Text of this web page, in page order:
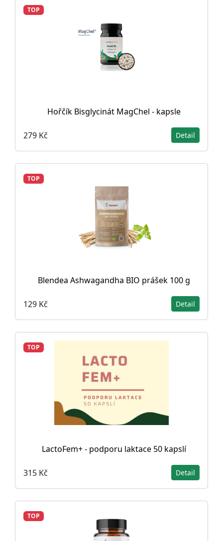
TOP
Hořčík Bisglycinát MagChel - kapsle
279 Kč Detail
TOP
Blendea Ashwagandha BIO prášek 100 g
129 Kč Detail
TOP
LactoFem+ - podporu laktace 50 kapslí
315 Kč Detail
TOP